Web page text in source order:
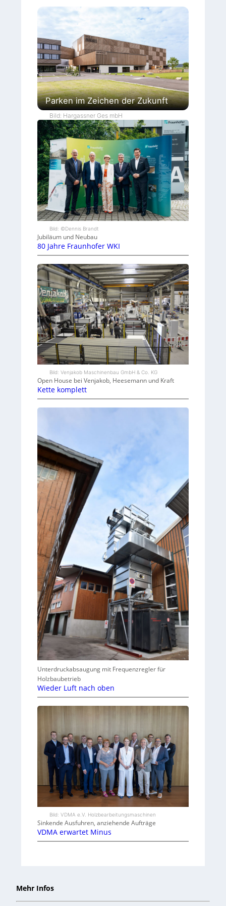
Parken im Zeichen der Zukunft
Bild: Hargassner Ges mbH
Bild: ©Dennis Brandt
Jubiläum und Neubau
80 Jahre Fraunhofer WKI
Bild: Venjakob Maschinenbau GmbH & Co. KG
Open House bei Venjakob, Heesemann und Kraft
Kette komplett
Unterdruckabsaugung mit Frequenzregler für
Holzbaubetrieb
Wieder Luft nach oben
Bild: VDMA e.V. Holzbearbeitungsmaschinen
Sinkende Ausfuhren, anziehende Aufträge
VDMA erwartet Minus
Mehr Infos